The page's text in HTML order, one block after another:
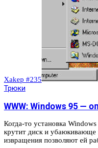
Xakep #235
Трюки
WWW: Windows 95 —
Когда-то установка
крутит диск и убаюкивающе
извращения позволяют ей